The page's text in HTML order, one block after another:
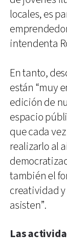
locales, es
intendenta
En tanto,
están “muy
edición de
espacio
que cada
realizarlo al
también el
creatividad
asisten”.
Las